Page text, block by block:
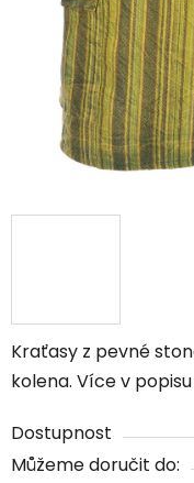
Kraťasy z pevné
kolena. Více v
Dostupnost
Můžeme doručit do: